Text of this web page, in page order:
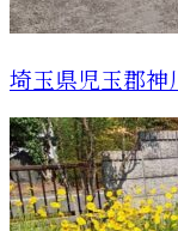
埼玉県児玉郡